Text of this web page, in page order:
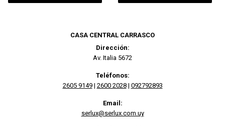
CASA CENTRAL CARRASCO
Dirección:
Av. Italia 5672
Teléfonos:
2605 9149| 2600 2028| 092792893
Email:
serlux@serlux.com.uy